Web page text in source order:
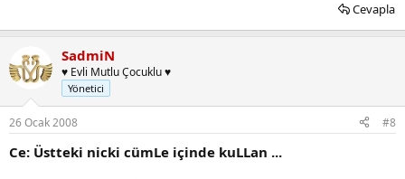
Cevapla
SadmiN
♥ Evli Mutlu Çocuklu ♥
Yönetici
26 Ocak 2008 #8
Ce: Üstteki nicki cümLe içinde kuLLan ...